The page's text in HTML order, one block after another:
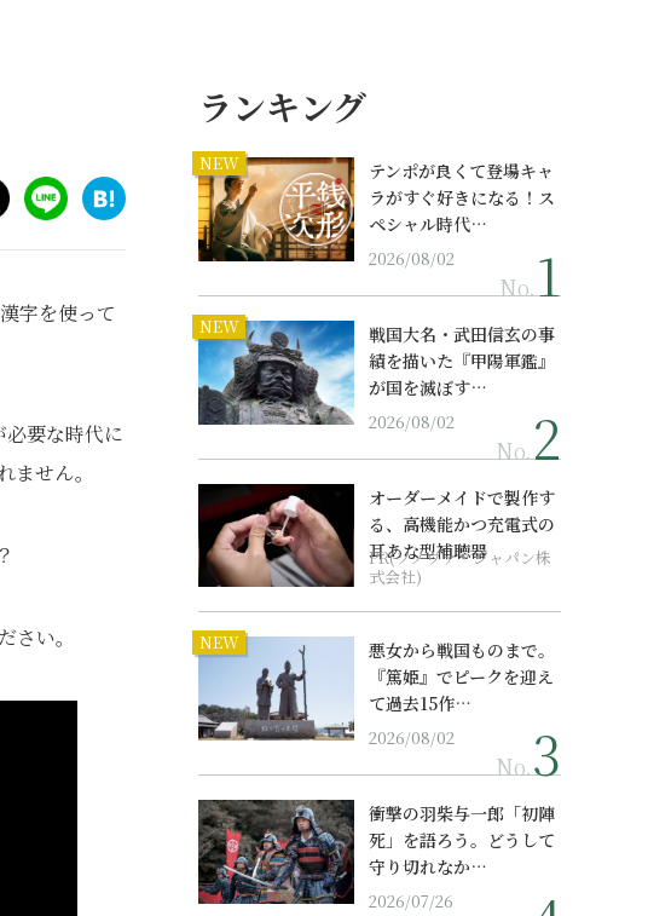
字を使って
要な時代に
せん。
い。
ランキング
NEW
テンポが良くて登場キャ
ラがすぐ好きになる！ス
ペシャル時代…
2026/08/02
No.
NEW
戦国大名・武田信玄の事
績を描いた『甲陽軍鑑』
が国を滅ぼす…
2026/08/02
No.
オーダーメイドで製作す
る、高機能かつ充電式の
耳あな型補聴器
PR(ソノヴァ・ジャパン株
式会社)
NEW
悪女から戦国ものまで。
『篤姫』でピークを迎え
て過去15作…
2026/08/02
No.
衝撃の羽柴与一郎「初陣
死」を語ろう。どうして
守り切れなか…
2026/07/26